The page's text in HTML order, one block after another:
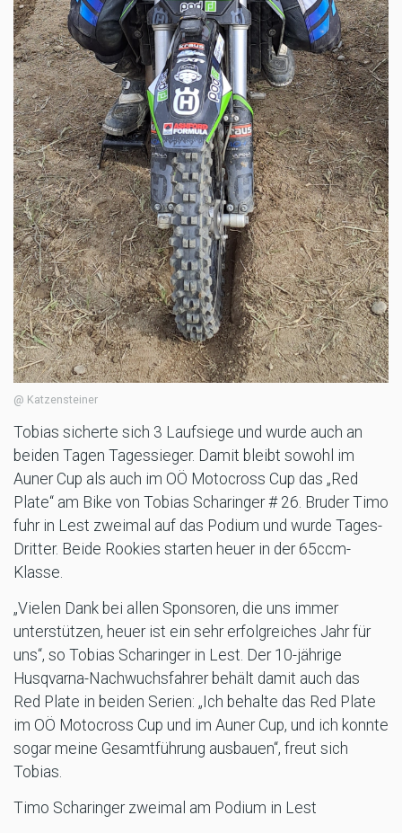
@ Katzensteiner
Tobias sicherte sich 3 Laufsiege und wurde auch an
beiden Tagen Tagessieger. Damit bleibt sowohl im
Auner Cup als auch im OÖ Motocross Cup das „Red
Plate“ am Bike von Tobias Scharinger # 26. Bruder Timo
fuhr in Lest zweimal auf das Podium und wurde Tages-
Dritter. Beide Rookies starten heuer in der 65ccm-
Klasse.
„Vielen Dank bei allen Sponsoren, die uns immer
unterstützen, heuer ist ein sehr erfolgreiches Jahr für
uns“, so Tobias Scharinger in Lest. Der 10-jährige
Husqvarna-Nachwuchsfahrer behält damit auch das
Red Plate in beiden Serien: „Ich behalte das Red Plate
im OÖ Motocross Cup und im Auner Cup, und ich konnte
sogar meine Gesamtführung ausbauen“, freut sich
Tobias.
Timo Scharinger zweimal am Podium in Lest